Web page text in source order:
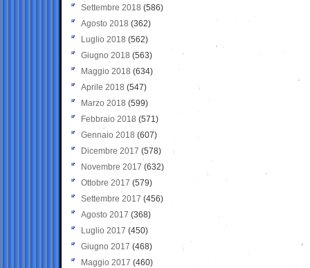
Settembre 2018 (586)
Agosto 2018 (362)
Luglio 2018 (562)
Giugno 2018 (563)
Maggio 2018 (634)
Aprile 2018 (547)
Marzo 2018 (599)
Febbraio 2018 (571)
Gennaio 2018 (607)
Dicembre 2017 (578)
Novembre 2017 (632)
Ottobre 2017 (579)
Settembre 2017 (456)
Agosto 2017 (368)
Luglio 2017 (450)
Giugno 2017 (468)
Maggio 2017 (460)